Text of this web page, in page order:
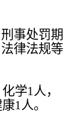
事处罚期
法律法规等
学1人，
1人。